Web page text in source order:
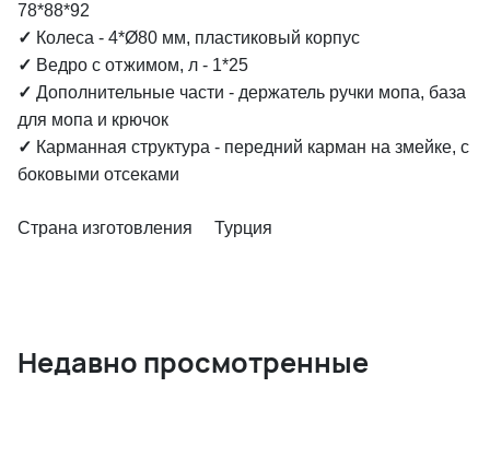
78*88*92
✓ Колеса - 4*Ø80 мм, пластиковый корпус
✓ Ведро с отжимом, л - 1*25
✓ Дополнительные части - держатель ручки мопа, база
для мопа и крючок
✓ Карманная структура - передний карман на змейке, с
боковыми отсеками
Страна изготовления Турция
Недавно просмотренные